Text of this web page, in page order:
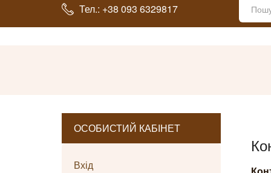
Тел.: +38 093 6329817
ОСОБИСТИЙ КАБІНЕТ
Вхід